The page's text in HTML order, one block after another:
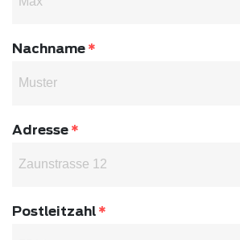
Nachname
Adresse
Postleitzahl